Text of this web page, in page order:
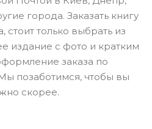
города. Заказать книгу
стоит только выбрать из
издание с фото и кратким
заказа по
позаботимся, чтобы вы
скорее.